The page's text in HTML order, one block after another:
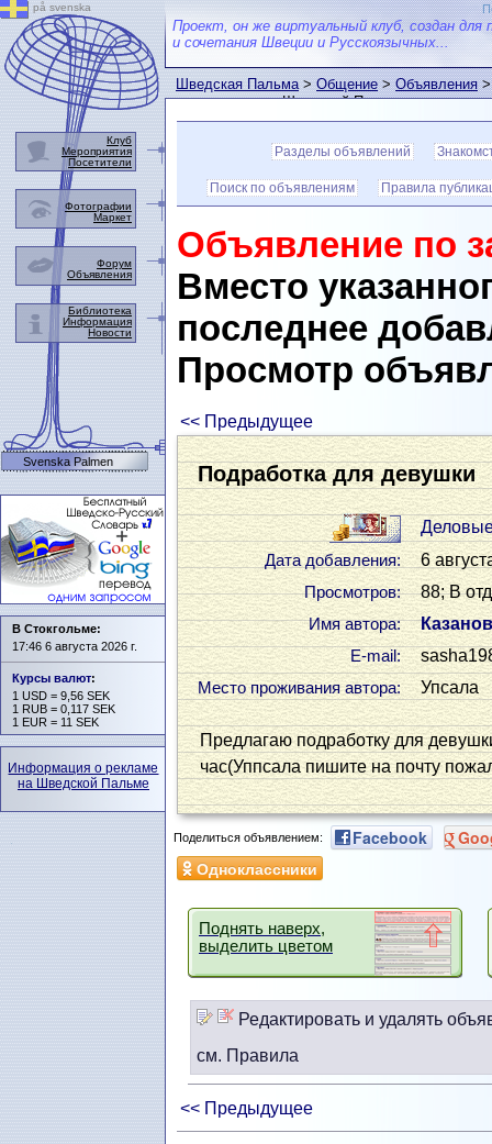
Проект, он же виртуальный клуб, создан для
и сочетания Швеции и Русскоязычных...
Шведская Пальма>Общение>Объявления>
пользователем Шведской Пальмы
Разделы объявлений
Поиск по объявлениям Правила
Объявление по
Вместо
последнее
Просмотр
<< Предыдущее
Подработка для девушки
Дата добавления: 6
Просмотров: 88; В
Имя автора:
Е-mail:
Место проживания автора: Упсала
Предлагаю подработку для
час(Уппсала пишите на почту
Поделиться объявлением: Facebook
Одноклассники
Поднять наверх,
выделить цветом
Редактировать и удалять
см. Правила
<< Предыдущее
på svenska
Клуб
Мероприятия
Посетители
Фотографии
Маркет
Форум
Объявления
Библиотека
Информация
Новости
Svenska Palmen
В Стокгольме:
17:46 6 августа 2026 г.
Курсы валют:
1 USD = 9,56 SEK
1 RUB = 0,117 SEK
1 EUR = 11 SEK
Информация о рекламе
на Шведской Пальме